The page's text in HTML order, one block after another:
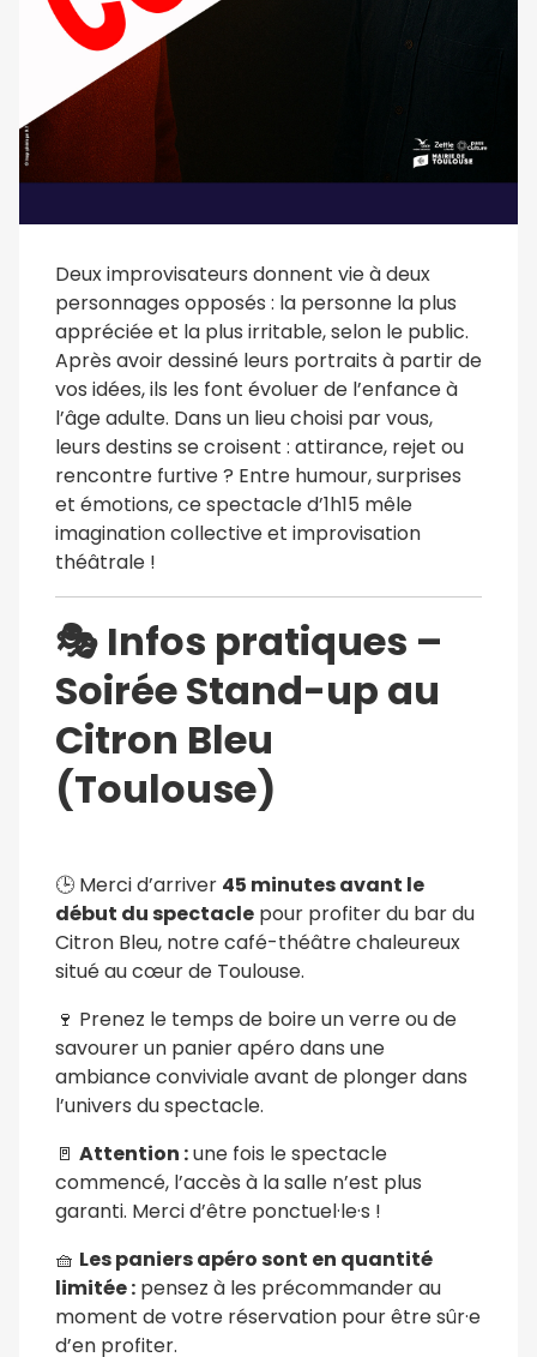
Deux improvisateurs donnent vie à deux
personnages opposés : la personne la plus
appréciée et la plus irritable, selon le public.
Après avoir dessiné leurs portraits à partir de
vos idées, ils les font évoluer de l’enfance à
l’âge adulte. Dans un lieu choisi par vous,
leurs destins se croisent : attirance, rejet ou
rencontre furtive ? Entre humour, surprises
et émotions, ce spectacle d’1h15 mêle
imagination collective et improvisation
théâtrale !
🎭 Infos pratiques –
Soirée Stand-up au
Citron Bleu
(Toulouse)
🕒 Merci d’arriver 45 minutes avant le
début du spectacle pour profiter du bar du
Citron Bleu, notre café-théâtre chaleureux
situé au cœur de Toulouse.
🍷 Prenez le temps de boire un verre ou de
savourer un panier apéro dans une
ambiance conviviale avant de plonger dans
l’univers du spectacle.
🚪 Attention :une fois le spectacle
commencé, l’accès à la salle n’est plus
garanti. Merci d’être ponctuel·le·s !
🧺 Les paniers apéro sont en quantité
limitée : pensez à les précommander au
moment de votre réservation pour être sûr·e
d’en profiter.